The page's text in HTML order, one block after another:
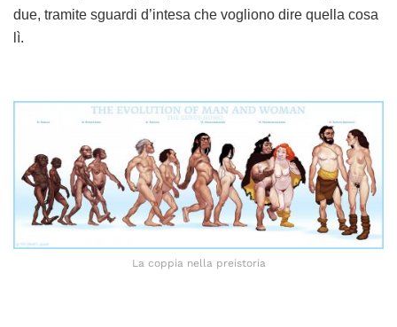
due, tramite sguardi d’intesa che vogliono dire quella cosa
lì.
La coppia nella preistoria